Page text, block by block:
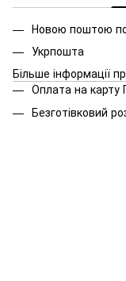
Новою поштою по
Укрпошта
Більше інформації
Оплата на карту
Безготівковий